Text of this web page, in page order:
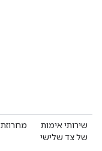
שירותי אימות
של צד שלישי
מחרוזת